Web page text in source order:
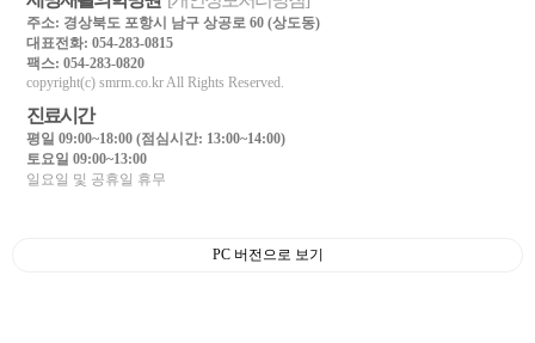
주소: 경상북도 포항시 남구 상공로 60 (상도동)
대표전화: 054-283-0815
팩스: 054-283-0820
copyright(c) smrm.co.kr All Rights Reserved.
진료시간
평일 09:00~18:00 (점심시간: 13:00~14:00)
토요일 09:00~13:00
일요일 및 공휴일 휴무
PC 버전으로 보기